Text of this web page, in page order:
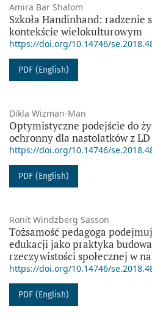
Amira Bar Shalom
Szkoła Handinhand: radzenie
kontekście wielokulturowym
https://doi.org/10.14746/
PDF (English)
Dikla Wizman-Man
Optymistyczne podejście do
ochronny dla nastolatków z
https://doi.org/10.14746/
PDF (English)
Ronit Windzberg Sasson
Tożsamość pedagoga
edukacji jako praktyka
rzeczywistości społecznej w
https://doi.org/10.14746/
PDF (English)